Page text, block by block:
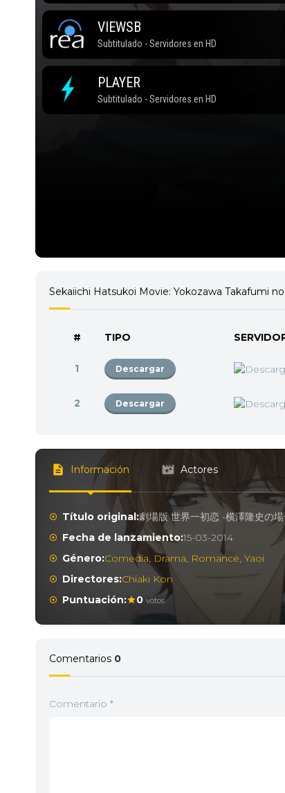
Sekaiichi Hatsukoi Movie: Yokozawa Takafumi
# TIPO
1 Descargar
2 Descargar
Información Actores
Título original:劇場版 世界一初恋 -横澤隆史の
Fecha de lanzamiento:15-03-2014
Género:Comedia, Drama, Romance,Yaoi
Directores:Chiaki Kon
Puntuación:
0 votos
Comentarios 0
Comentario *